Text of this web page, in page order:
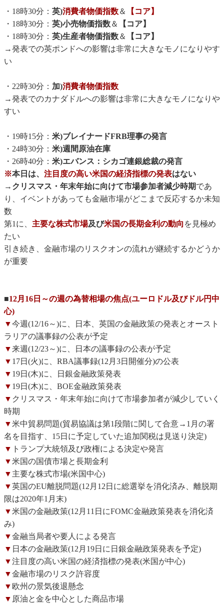
・18時30分： 英)消費者物価指数＆
【コア】
・18時30分： 英)小売物価指数＆
【コア】
・18時30分： 英)生産者物価指数＆
【コア】
→発表での英ポンドへの影響は非常に大きなモノになりやす
い
・22時30分： 加)消費者物価指数
→発表でのカナダドルへの影響は非常に大きなモノになりや
すい
・19時15分： 米)ブレイナードFRB理事の発言
・24時30分： 米)週間原油在庫
・26時40分： 米)エバンス：シカゴ連銀総裁の発言
※本日は、 注目度の高い米国の経済指標の発表はない
→ クリスマス・年末年始に向けて市場参加者減少時期であ
り、イベントがあっても金融市場がどこまで反応するか未知
数
第1に、 主要な株式市場及び米国の長期金利の動向 を見極め
たい
引き続き、金融市場のリスクオンの流れが継続するかどうか
が重要
■12月16日～の週の為替相場の焦点(ユーロドル及びドル円中
心)
▼今週(12/16～)に、日本、英国の金融政策の発表とオースト
ラリアの議事録の公表が予定
▼来週(12/23～)に、日本の議事録の公表が予定
▼ 17日(火)に、RBA議事録(12月3日開催分)の公表
▼ 19日(木)に、日銀金融政策発表
▼ 19日(木)に、BOE金融政策発表
▼ クリスマス・年末年始に向けて市場参加者が減少していく
時期
▼米中貿易問題(貿易協議は第1段階に関して合意→1月の署
名を目指す、15日に予定していた追加関税は見送り決定)
▼ トランプ大統領及び政権による決定や発言
▼米国の国債市場と長期金利
▼ 主要な株式市場(米国中心)
▼英国のEU離脱問題(12月12日に総選挙を消化済み、離脱期
限は2020年1月末)
▼米国の金融政策(12月11日にFOMC金融政策発表を消化済
み)
▼金融当局者や要人による発言
▼ 日本の金融政策(12月19日に日銀金融政策発表を予定)
▼注目度の高い米国の経済指標の発表(米国が中心)
▼金融市場のリスク許容度
▼ 欧州の景気後退懸念
▼ 原油と金を中心とした商品市場